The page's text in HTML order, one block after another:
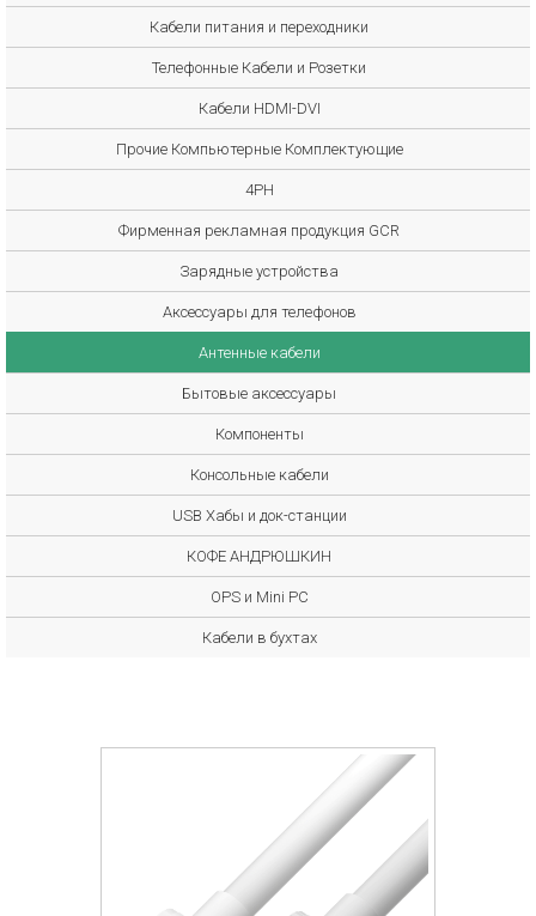
Кабели питания и переходники
Телефонные Кабели и Розетки
Кабели HDMI-DVI
Прочие Компьютерные Комплектующие
4PH
Фирменная рекламная продукция GCR
Зарядные устройства
Аксессуары для телефонов
Антенные кабели
Бытовые аксессуары
Компоненты
Консольные кабели
USB Хабы и док-станции
КОФЕ АНДРЮШКИН
OPS и Mini PC
Кабели в бухтах